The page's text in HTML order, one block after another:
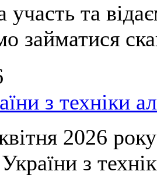
участь та
займатися
з техніки
2026
з